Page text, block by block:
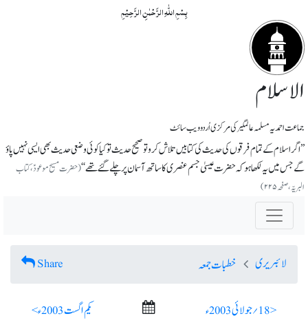
بِسۡمِ اللّٰہِ الرَّحۡمٰنِ الرَّحِیۡمِ
الاسلام
جماعت احمدیہ مسلمہ عالمگیر کی مرکزی اُردو ویب سائٹ
’’اگر اسلام کے تمام فرقوں کی حدیث کی کتابیں تلاش کرو تو صحیح حدیث تو کیا کوئی وضعی حدیث بھی ایسی نہیں پاؤ
گے جس میں یہ لکھا ہو کہ حضرت عیسیٰ جسم عنصری کا ساتھ آسمان پر چلے گئے تھے‘‘(حضرت مسیح موعودؑ، کتاب
البریّہ، صفحہ ۲۲۵)
لائبریری خطبات جمعہ Share
< 18؍ جولائی 2003ء یکم اگست 2003ء >